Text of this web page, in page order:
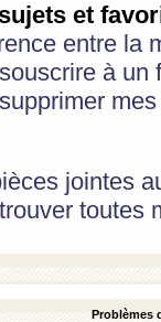
et
entre la
à
jointes
toutes
Problèmes